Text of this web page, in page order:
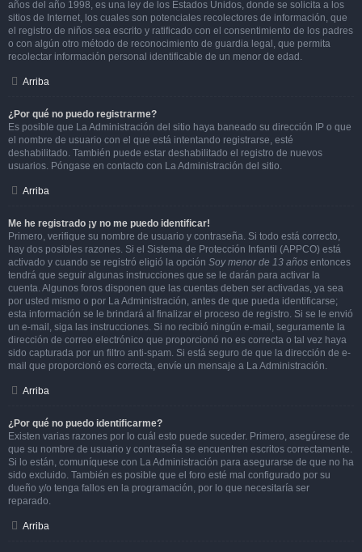
años del año 1998, es una ley de los Estados Unidos, donde se solicita a los
sitios de Internet, los cuales son potenciales recolectores de información, que
el registro de niños sea escrito y ratificado con el consentimiento de los padres
o con algún otro método de reconocimiento de guardia legal, que permita
recolectar información personal identificable de un menor de edad.
Arriba
¿Por qué no puedo registrarme?
Es posible que La Administración del sitio haya baneado su dirección IP o que
el nombre de usuario con el que está intentando registrarse, esté
deshabilitado. También puede estar deshabilitado el registro de nuevos
usuarios. Póngase en contacto con La Administración del sitio.
Arriba
Me he registrado ¡y no me puedo identificar!
Primero, verifique su nombre de usuario y contraseña. Si todo está correcto,
hay dos posibles razones. Si el Sistema de Protección Infantil (APPCO) está
activado y cuando se registró eligió la opción Soy menor de 13 años entonces
tendrá que seguir algunas instrucciones que se le darán para activar la
cuenta. Algunos foros disponen que las cuentas deben ser activadas, ya sea
por usted mismo o por La Administración, antes de que pueda identificarse;
esta información se le brindará al finalizar el proceso de registro. Si se le envió
un e-mail, siga las instrucciones. Si no recibió ningún e-mail, seguramente la
dirección de correo electrónico que proporcionó no es correcta o tal vez haya
sido capturada por un filtro anti-spam. Si está seguro de que la dirección de e-
mail que proporcionó es correcta, envíe un mensaje a La Administración.
Arriba
¿Por qué no puedo identificarme?
Existen varias razones por lo cuál esto puede suceder. Primero, asegúrese de
que su nombre de usuario y contraseña se encuentren escritos correctamente.
Si lo están, comuníquese con La Administración para asegurarse de que no ha
sido excluido. También es posible que el foro esté mal configurado por su
dueño y/o tenga fallos en la programación, por lo que necesitaría ser
reparado.
Arriba